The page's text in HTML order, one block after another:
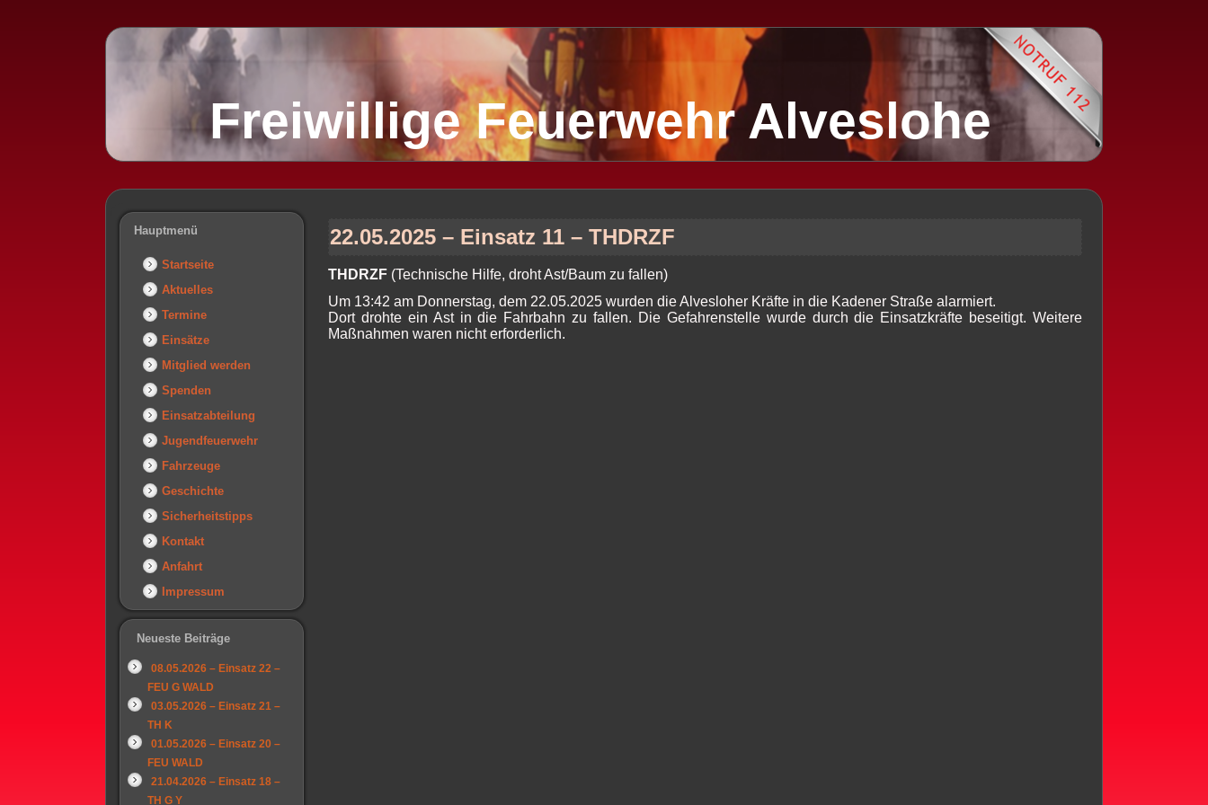
Freiwillige Feuerwehr Alveslohe
Hauptmenü
Startseite
Aktuelles
Termine
Einsätze
Mitglied werden
Spenden
Einsatzabteilung
Jugendfeuerwehr
Fahrzeuge
Geschichte
Sicherheitstipps
Kontakt
Anfahrt
Impressum
Neueste Beiträge
08.05.2026 – Einsatz 22 –
FEU G WALD
03.05.2026 – Einsatz 21 –
TH K
01.05.2026 – Einsatz 20 –
FEU WALD
21.04.2026 – Einsatz 18 –
TH G Y
22.05.2025 – Einsatz 11 – THDRZF
THDRZF (Technische Hilfe, droht Ast/Baum zu fallen)
Um 13:42 am Donnerstag, dem 22.05.2025 wurden die Alvesloher Kräfte in die Kadener Straße alarmiert.
Dort drohte ein Ast in die Fahrbahn zu fallen. Die Gefahrenstelle wurde durch die Einsatzkräfte beseitigt. Weitere
Maßnahmen waren nicht erforderlich.